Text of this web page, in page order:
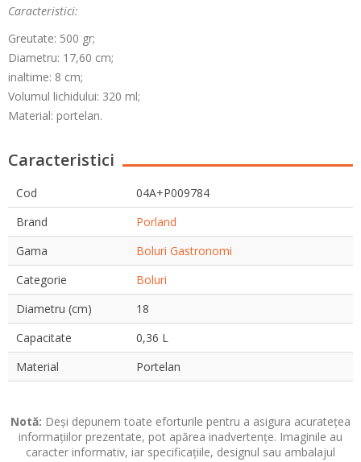
Caracteristici:
Greutate: 500 gr;
Diametru: 17,60 cm;
inaltime: 8 cm;
Volumul lichidului: 320 ml;
Material: portelan.
Caracteristici
Cod
04A+P009784
Brand
Porland
Gama
Boluri Gastronomi
Categorie
Boluri
Diametru (cm)
18
Capacitate
0,36 L
Material
Portelan
Notă: Deși depunem toate eforturile pentru a asigura acuratețea
informațiilor prezentate, pot apărea inadvertențe. Imaginile au
caracter informativ, iar specificațiile, designul sau ambalajul